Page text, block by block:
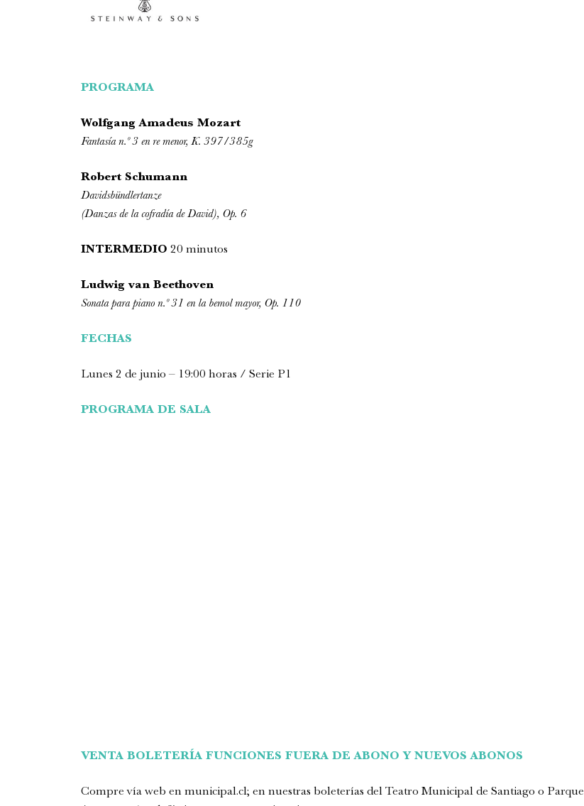
PROGRAMA
Wolfgang Amadeus Mozart
Fantasía n.º 3 en re menor, K. 397/385g
Robert Schumann
Davidsbündlertanze
(Danzas de la cofradía de David), Op. 6
INTERMEDIO 20 minutos
Ludwig van Beethoven
Sonata para piano n.º 31 en la bemol mayor, Op. 110
FECHAS
Lunes 2 de junio – 19:00 horas / Serie P1
PROGRAMA DE SALA
VENTA BOLETERÍA FUNCIONES FUERA DE ABONO Y NUEVOS ABONOS
Compre vía web en municipal.cl; en nuestras boleterías del Teatro Municipal de Santiago o Parque